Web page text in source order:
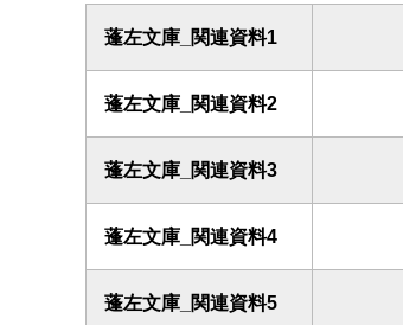
蓬左文庫_関連資料1
蓬左文庫_関連資料2
蓬左文庫_関連資料3
蓬左文庫_関連資料4
蓬左文庫_関連資料5